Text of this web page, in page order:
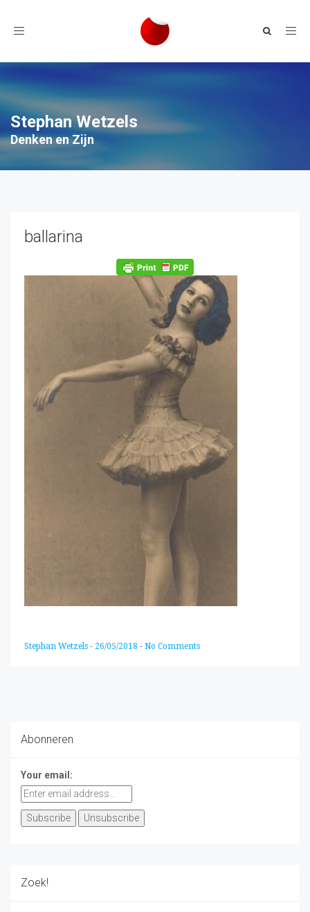
Toggle
Stephan Wetzels
Denken en Zijn
ballarina
Stephan Wetzels - 26/05/2018 - No Comments
Abonneren
Your email:
Zoek!